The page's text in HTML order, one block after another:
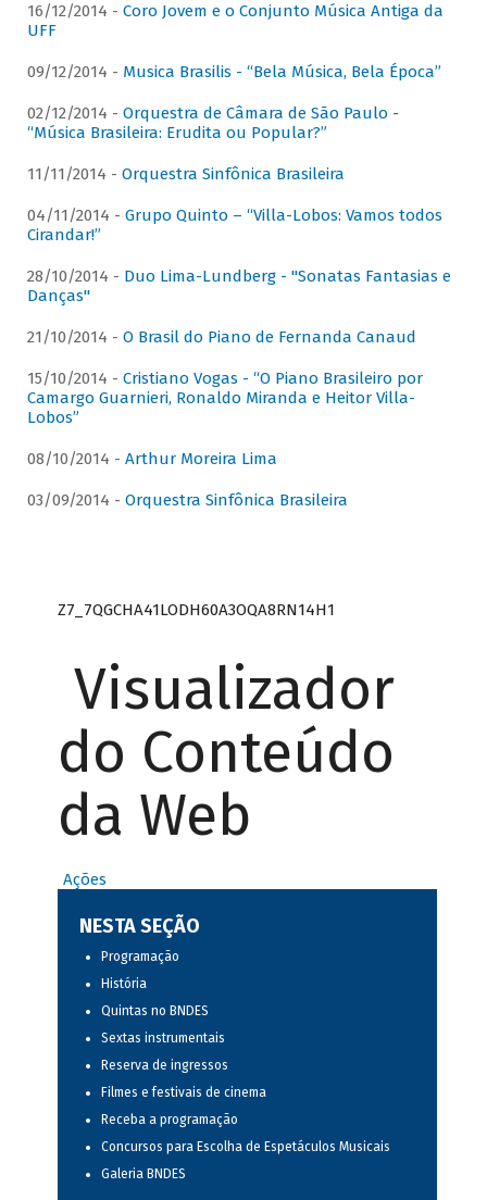
16/12/2014 - Coro Jovem e o Conjunto Música Antiga da
UFF
09/12/2014 - Musica Brasilis - “Bela Música, Bela Época”
02/12/2014 - Orquestra de Câmara de São Paulo -
“Música Brasileira: Erudita ou Popular?”
11/11/2014 - Orquestra Sinfônica Brasileira
04/11/2014 - Grupo Quinto – “Villa-Lobos: Vamos todos
Cirandar!”
28/10/2014 - Duo Lima-Lundberg - "Sonatas Fantasias e
Danças"
21/10/2014 - O Brasil do Piano de Fernanda Canaud
15/10/2014 - Cristiano Vogas - “O Piano Brasileiro por
Camargo Guarnieri, Ronaldo Miranda e Heitor Villa-
Lobos”
08/10/2014 - Arthur Moreira Lima
03/09/2014 - Orquestra Sinfônica Brasileira
Z7_7QGCHA41LODH60A3OQA8RN14H1
Visualizador
do Conteúdo
da Web
Ações
NESTA SEÇÃO
Programação
História
Quintas no BNDES
Sextas instrumentais
Reserva de ingressos
Filmes e festivais de cinema
Receba a programação
Concursos para Escolha de Espetáculos Musicais
Galeria BNDES